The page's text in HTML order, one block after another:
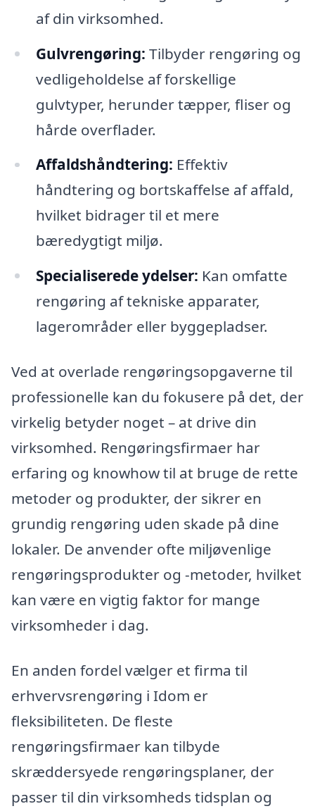
af din virksomhed.
Gulvrengøring: Tilbyder rengøring og
vedligeholdelse af forskellige
gulvtyper, herunder tæpper, fliser og
hårde overflader.
Affaldshåndtering: Effektiv
håndtering og bortskaffelse af affald,
hvilket bidrager til et mere
bæredygtigt miljø.
Specialiserede ydelser: Kan omfatte
rengøring af tekniske apparater,
lagerområder eller byggepladser.
Ved at overlade rengøringsopgaverne til
professionelle kan du fokusere på det, der
virkelig betyder noget – at drive din
virksomhed. Rengøringsfirmaer har
erfaring og knowhow til at bruge de rette
metoder og produkter, der sikrer en
grundig rengøring uden skade på dine
lokaler. De anvender ofte miljøvenlige
rengøringsprodukter og -metoder, hvilket
kan være en vigtig faktor for mange
virksomheder i dag.
En anden fordel vælger et firma til
erhvervsrengøring i Idom er
fleksibiliteten. De fleste
rengøringsfirmaer kan tilbyde
skræddersyede rengøringsplaner, der
passer til din virksomheds tidsplan og